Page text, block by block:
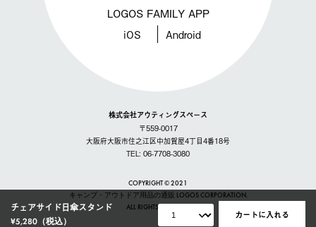
チェアサイド日傘スタンド
¥5,280 （税込）
カートに入れる
LOGOS FAMILY APP
iOS Android
株式会社アウティングスペース
〒559-0017
大阪府大阪市住之江区中加賀屋4丁目4番18号
TEL: 06-7708-3080
COPYRIGHT © 2021
キャンプ・アウトドア用品の通販 LOGOS CORPORATION.
ALL RIGHTS RESERVED